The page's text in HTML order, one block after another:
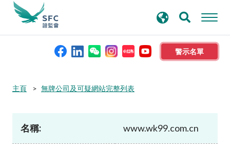
警示名單
本會簡介
規則及標準
尋
主頁 無牌公司及可疑網站完整列表
名稱: www.wk99.com.cn